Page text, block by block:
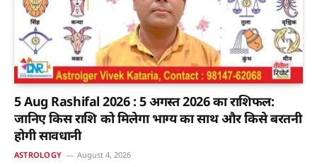
5 Aug Rashifal 2026 : 5 अगस्त 2026 का राशिफल:
जानिए किस राशि को मिलेगा भाग्य का साथ और किसे बरतनी
होगी सावधानी
ASTROLOGY August 4, 2026